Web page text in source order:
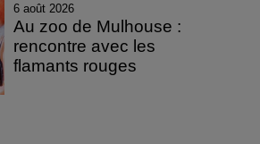
6 août 2026
Au zoo de Mulhouse :
rencontre avec les
flamants rouges